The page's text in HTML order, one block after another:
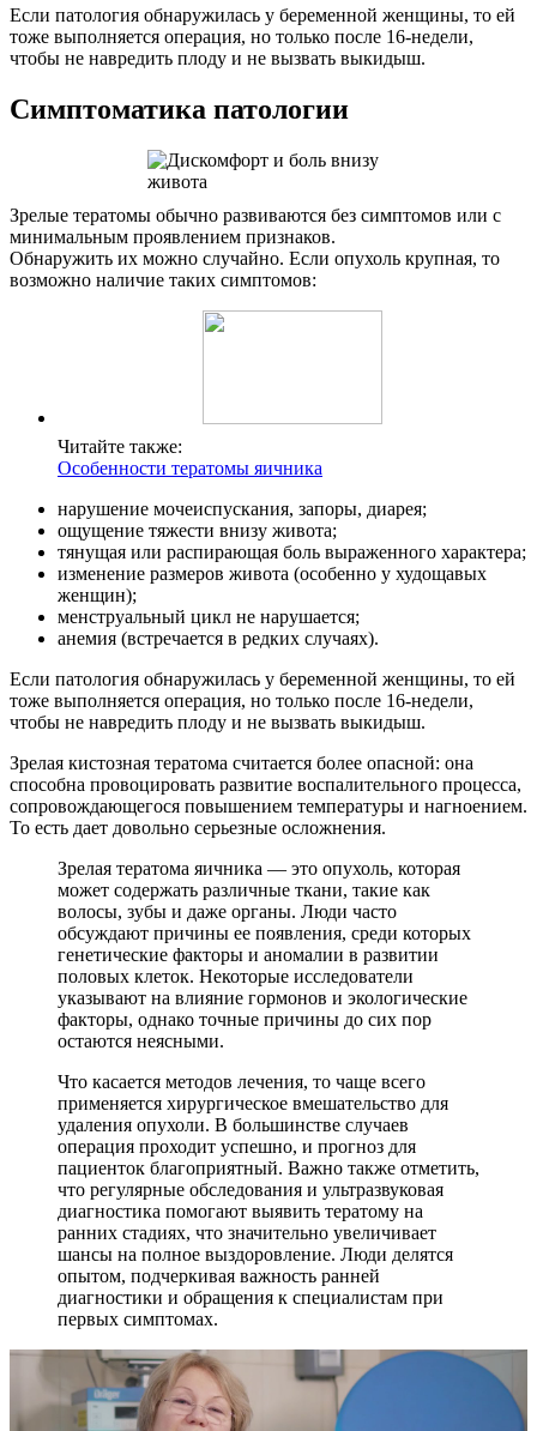
Если патология обнаружилась у беременной женщины, то ей
тоже выполняется операция, но только после 16-недели,
чтобы не навредить плоду и не вызвать выкидыш.
Симптоматика патологии
Зрелые тератомы обычно развиваются без симптомов или с
минимальным проявлением признаков.
Обнаружить их можно случайно. Если опухоль крупная, то
возможно наличие таких симптомов:
Читайте также:
Особенности тератомы яичника
нарушение мочеиспускания, запоры, диарея;
ощущение тяжести внизу живота;
тянущая или распирающая боль выраженного характера;
изменение размеров живота (особенно у худощавых
женщин);
менструальный цикл не нарушается;
анемия (встречается в редких случаях).
Если патология обнаружилась у беременной женщины, то ей
тоже выполняется операция, но только после 16-недели,
чтобы не навредить плоду и не вызвать выкидыш.
Зрелая кистозная тератома считается более опасной: она
способна провоцировать развитие воспалительного процесса,
сопровождающегося повышением температуры и нагноением.
То есть дает довольно серьезные осложнения.
Зрелая тератома яичника — это опухоль, которая
может содержать различные ткани, такие как
волосы, зубы и даже органы. Люди часто
обсуждают причины ее появления, среди которых
генетические факторы и аномалии в развитии
половых клеток. Некоторые исследователи
указывают на влияние гормонов и экологические
факторы, однако точные причины до сих пор
остаются неясными.
Что касается методов лечения, то чаще всего
применяется хирургическое вмешательство для
удаления опухоли. В большинстве случаев
операция проходит успешно, и прогноз для
пациенток благоприятный. Важно также отметить,
что регулярные обследования и ультразвуковая
диагностика помогают выявить тератому на
ранних стадиях, что значительно увеличивает
шансы на полное выздоровление. Люди делятся
опытом, подчеркивая важность ранней
диагностики и обращения к специалистам при
первых симптомах.